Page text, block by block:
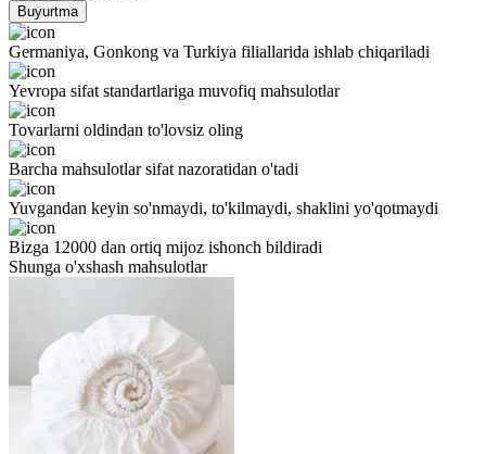
Buyurtma
Germaniya, Gonkong va Turkiya filiallarida ishlab chiqariladi
Yevropa sifat standartlariga muvofiq mahsulotlar
Tovarlarni oldindan to'lovsiz oling
Barcha mahsulotlar sifat nazoratidan o'tadi
Yuvgandan keyin so'nmaydi, to'kilmaydi, shaklini yo'qotmaydi
Bizga 12000 dan ortiq mijoz ishonch bildiradi
Shunga o'xshash mahsulotlar